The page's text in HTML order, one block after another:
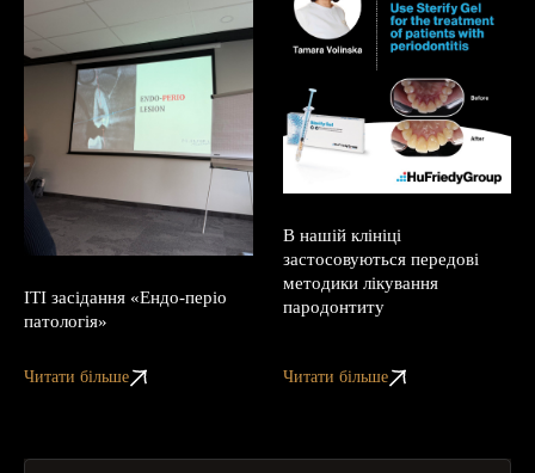
ITI засідання «Ендо-періо
патологія»
Читати більше
В нашій клініці
застосовуються передові
методики лікування
пародонтиту
Читати більше